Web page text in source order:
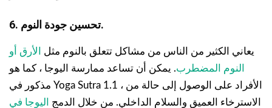
6. تحسين جودة النوم.
يعاني الكثير من الناس من مشاكل تتعلق بالنوم مثل
الأرق أو
النوم المضطرب. يمكن أن تساعد ممارسة اليوجا ، كما هو
مذكور في Yoga Sutra 1.1 ، الأفراد على الوصول إلى حالة من
الاسترخاء العميق والسلام الداخلي. من خلال الدمج
اليوجا في